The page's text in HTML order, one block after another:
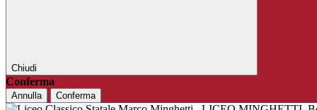
Chiudi
Conferma
Annulla Conferma